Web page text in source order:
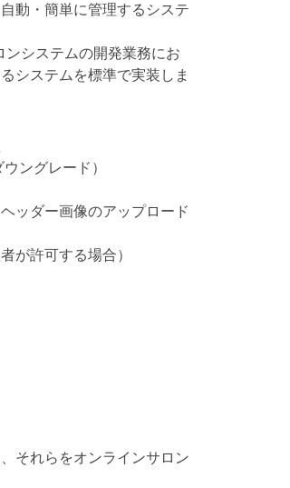
動・簡単に管理するシステ
システムの開発業務にお
システムを標準で実装しま
ングレード）
ッダー画像のアップロード
が許可する場合）
それらをオンラインサロン